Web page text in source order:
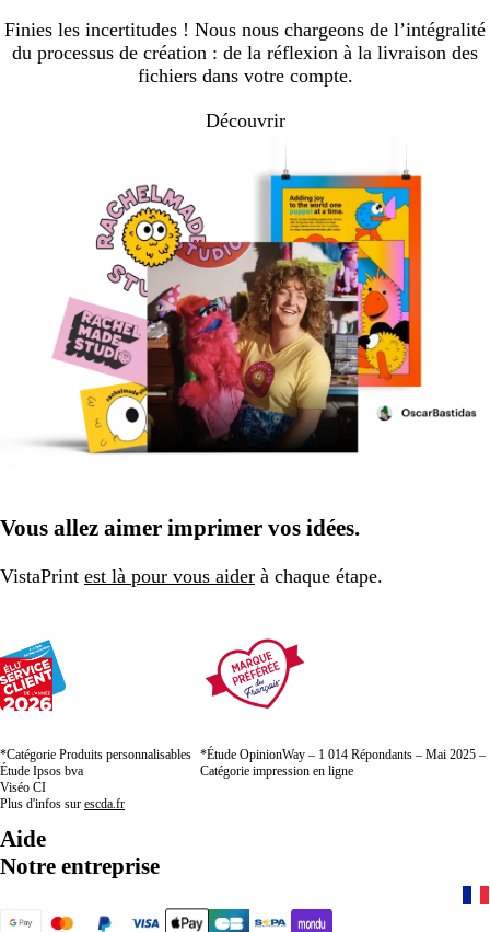
Finies les incertitudes ! Nous nous chargeons de l’intégralité
du processus de création : de la réflexion à la livraison des
fichiers dans votre compte.
Découvrir
Vous allez aimer imprimer vos idées.
VistaPrint est là pour vous aider à chaque étape.
*Catégorie Produits personnalisables
Étude Ipsos bva
Viséo CI
Plus d'infos sur escda.fr
*Étude OpinionWay – 1 014 Répondants – Mai 2025 –
Catégorie impression en ligne
Aide
Notre entreprise